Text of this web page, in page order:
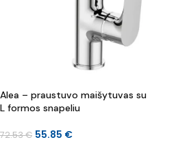
Alea – praustuvo maišytuvas su
L formos snapeliu
72.53€ 55.85 €